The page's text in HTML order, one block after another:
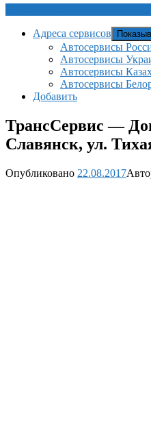
Адреса сервисов
Автосервисы
Автосервисы
Автосервисы
Автосервисы
Добавить
ТрансСервис —
Славянск, ул.
Опубликовано 22.08.2017